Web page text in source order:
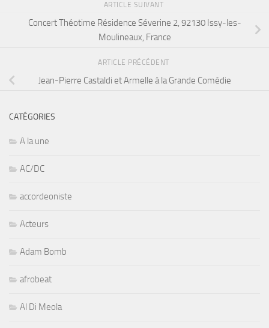
ARTICLE SUIVANT
Concert Théotime Résidence Séverine 2, 92130 Issy-les-
Moulineaux, France
ARTICLE PRÉCÉDENT
Jean-Pierre Castaldi et Armelle à la Grande Comédie
CATÉGORIES
A la une
AC/DC
accordeoniste
Acteurs
Adam Bomb
afrobeat
Al Di Meola